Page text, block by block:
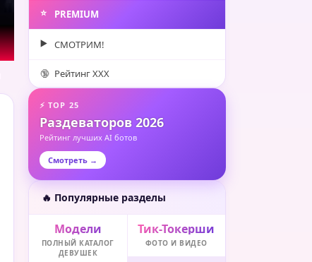
⭐️ PREMIUM
▶️ СМОТРИМ!
🔞 Рейтинг XXX
⚡ TOP 25
Раздеваторов 2026
Рейтинг лучших AI ботов
Смотреть →
🔥 Популярные разделы
Модели
ПОЛНЫЙ КАТАЛОГ
ДЕВУШЕК
Тик-Токерши
ФОТО И ВИДЕО